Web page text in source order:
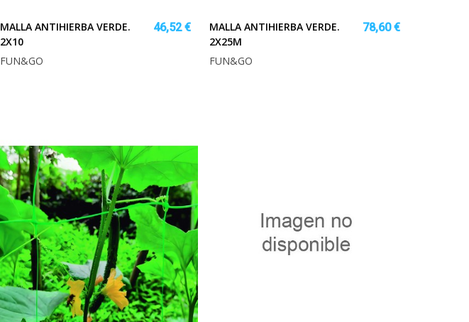
MALLA ANTIHIERBA VERDE.
2X10
46,52 €
FUN&GO
MALLA ANTIHIERBA VERDE.
2X25M
78,60 €
FUN&GO